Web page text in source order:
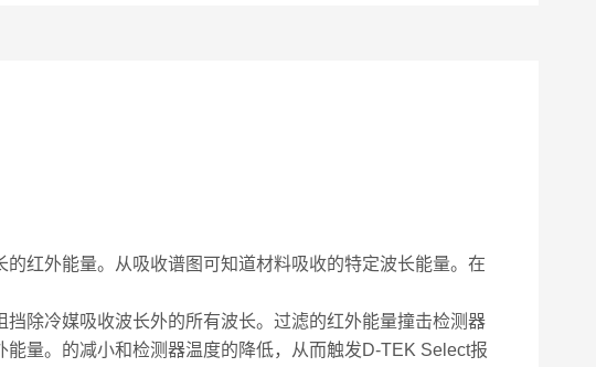
红外能量。从吸收谱图可知道材料吸收的特定波长能量。在
除冷媒吸收波长外的所有波长。过滤的红外能量撞击检测器
量。的减小和检测器温度的降低，从而触发D-TEK Select报